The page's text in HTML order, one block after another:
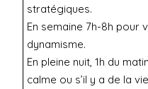
stratégiques.
En semaine 7h-8h pour
dynamisme.
En pleine nuit, 1h du
calme ou s’il y a de la